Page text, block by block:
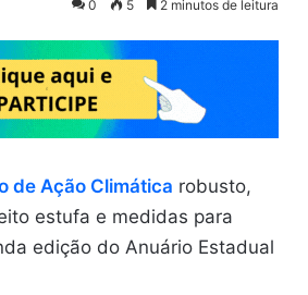
0 5 2 minutos de leitura
de Ação Climática robusto,
estufa e medidas para
edição do Anuário Estadual